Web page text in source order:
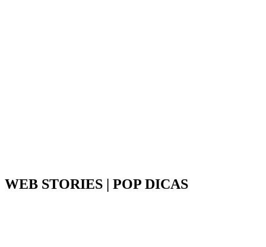
WEB STORIES | POP DICAS